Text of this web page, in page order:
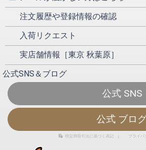
注文履歴や登録情報の確認
入荷リクエスト
実店舗情報［東京 秋葉原］
公式SNS＆ブログ
公式 SNS
公式 ブロ
特定商取引法に基づく表記 | プライバ